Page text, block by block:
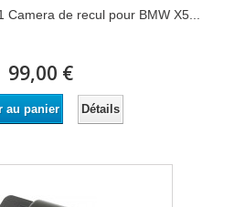
Camera de recul pour BMW X5...
99,00 €
au panier Détails